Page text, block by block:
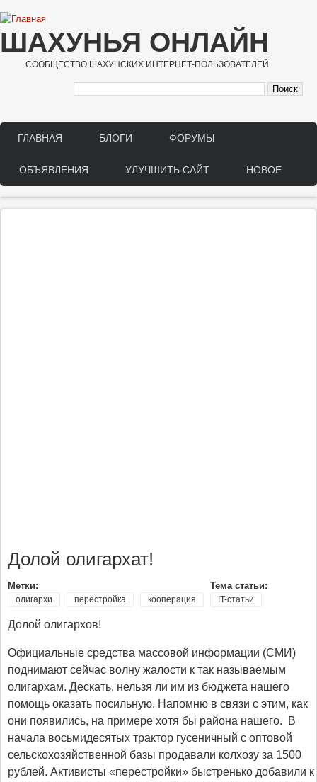
Перейти к основному содержанию
ШАХУНЬЯ ОНЛАЙН
СООБЩЕСТВО ШАХУНСКИХ ИНТЕРНЕТ-ПОЛЬЗОВАТЕЛЕЙ
Main menu
ГЛАВНАЯ БЛОГИ ФОРУМЫ
ОБЪЯВЛЕНИЯ УЛУЧШИТЬ САЙТ НОВОЕ
Долой олигархат!
Метки:
олигархи перестройка кооперация
Тема статьи:
IT-статьи
Долой олигархов!
Официальные средства массовой информации (СМИ)
поднимают сейчас волну жалости к так называемым
олигархам. Дескать, нельзя ли им из бюджета нашего
помощь оказать посильную. Напомню в связи с этим, как
они появились, на примере хотя бы района нашего. В
начала восьмидесятых трактор гусеничный с оптовой
сельскохозяйственной базы продавали колхозу за 1500
рублей. Активисты «перестройки» быстренько добавили к